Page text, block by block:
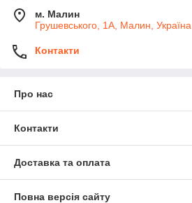
м. Малин
Грушевського, 1А, Малин, Україна
Контакти
Про нас
Контакти
Доставка та оплата
Повна версія сайту